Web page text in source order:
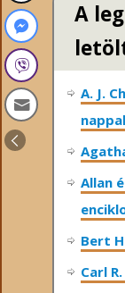
A
A. J.
Allan
Bert
Carl